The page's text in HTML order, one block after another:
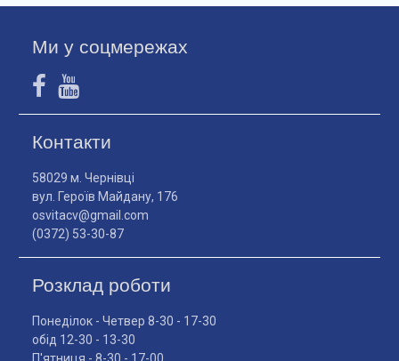
Ми у соцмережах
Контакти
58029 м. Чернівці
вул. Героїв Майдану, 176
osvitacv@gmail.com
(0372) 53-30-87
Розклад роботи
Понеділок - Четвер 8-30 - 17-30
обід 12-30 - 13-30